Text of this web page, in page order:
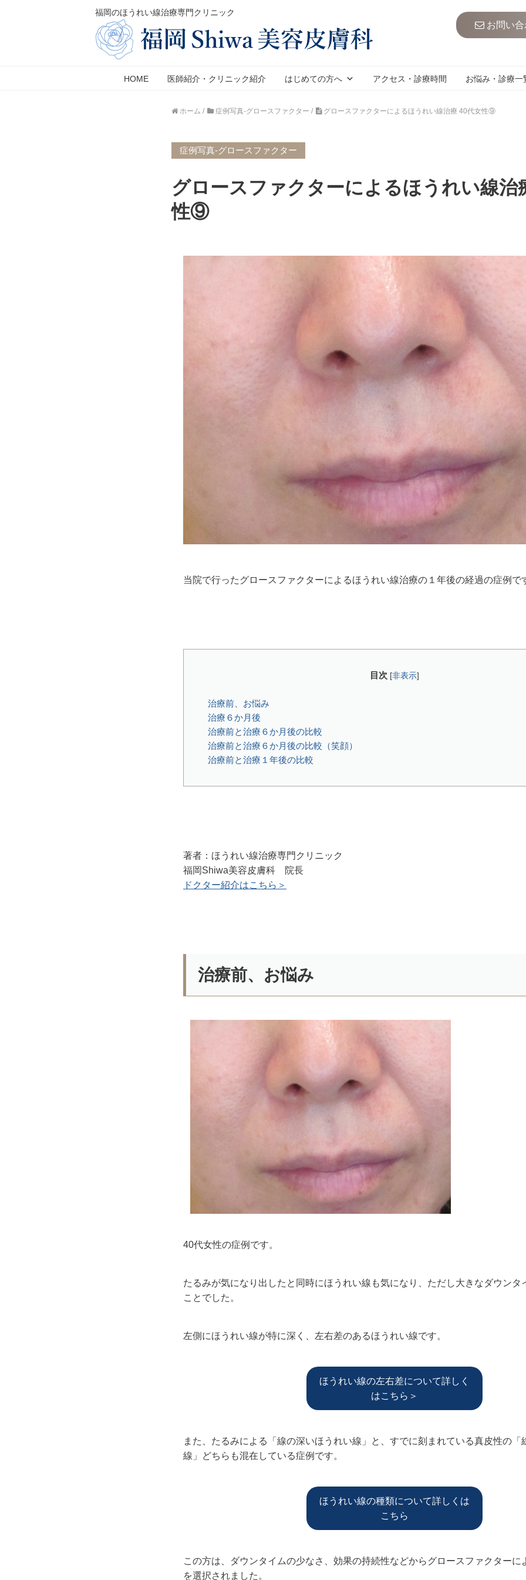
福岡のほうれい線治療専門クリニック
お問い
HOME 医師紹介・クリニック紹介 はじめての方へ アクセス・診療時間 お悩み・診療一
ホーム / 症例写真-グロースファクター / グロースファクターによるほうれい線治療 40代女性⑨
症例写真-グロースファクター
グロースファクターによるほうれい線治
性⑨
当院で行ったグロースファクターによるほうれい線治療の１年後の経過の症例で
目次 [非表示]
治療前、お悩み
治療６か月後
治療前と治療６か月後の比較
治療前と治療６か月後の比較（笑顔）
治療前と治療１年後の比較
著者：ほうれい線治療専門クリニック
福岡Shiwa美容皮膚科 院長
ドクター紹介はこちら＞
治療前、お悩み
40代女性の症例です。
たるみが気になり出したと同時にほうれい線も気になり、ただし大きなダウンタ
ことでした。
左側にほうれい線が特に深く、左右差のあるほうれい線です。
ほうれい線の左右差について詳しく
はこちら＞
また、たるみによる「線の深いほうれい線」と、すでに刻まれている真皮性の「
線」どちらも混在している症例です。
ほうれい線の種類について詳しくは
こちら
この方は、ダウンタイムの少なさ、効果の持続性などからグロースファクターに
を選択されました。